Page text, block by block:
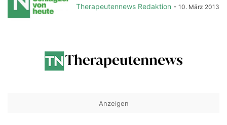
Therapeutennews Redaktion - 10. März 2013
Anzeigen